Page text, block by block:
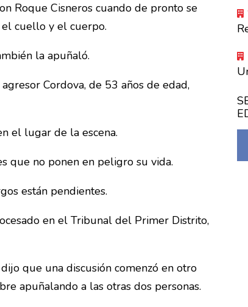
Roque Cisneros cuando de pronto se
cuello y el cuerpo.
la apuñaló.
Cordova, de 53 años de edad,
el lugar de la escena.
que no ponen en peligro su vida.
están pendientes.
en el Tribunal del Primer Distrito,
que una discusión comenzó en otro
apuñalando a las otras dos personas.